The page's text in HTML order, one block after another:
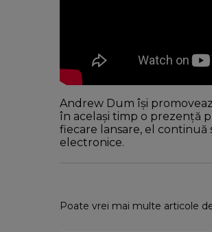
Andrew Dum își
în același timp o prezență
fiecare lansare, el continuă
electronice.
Poate vrei mai multe articole